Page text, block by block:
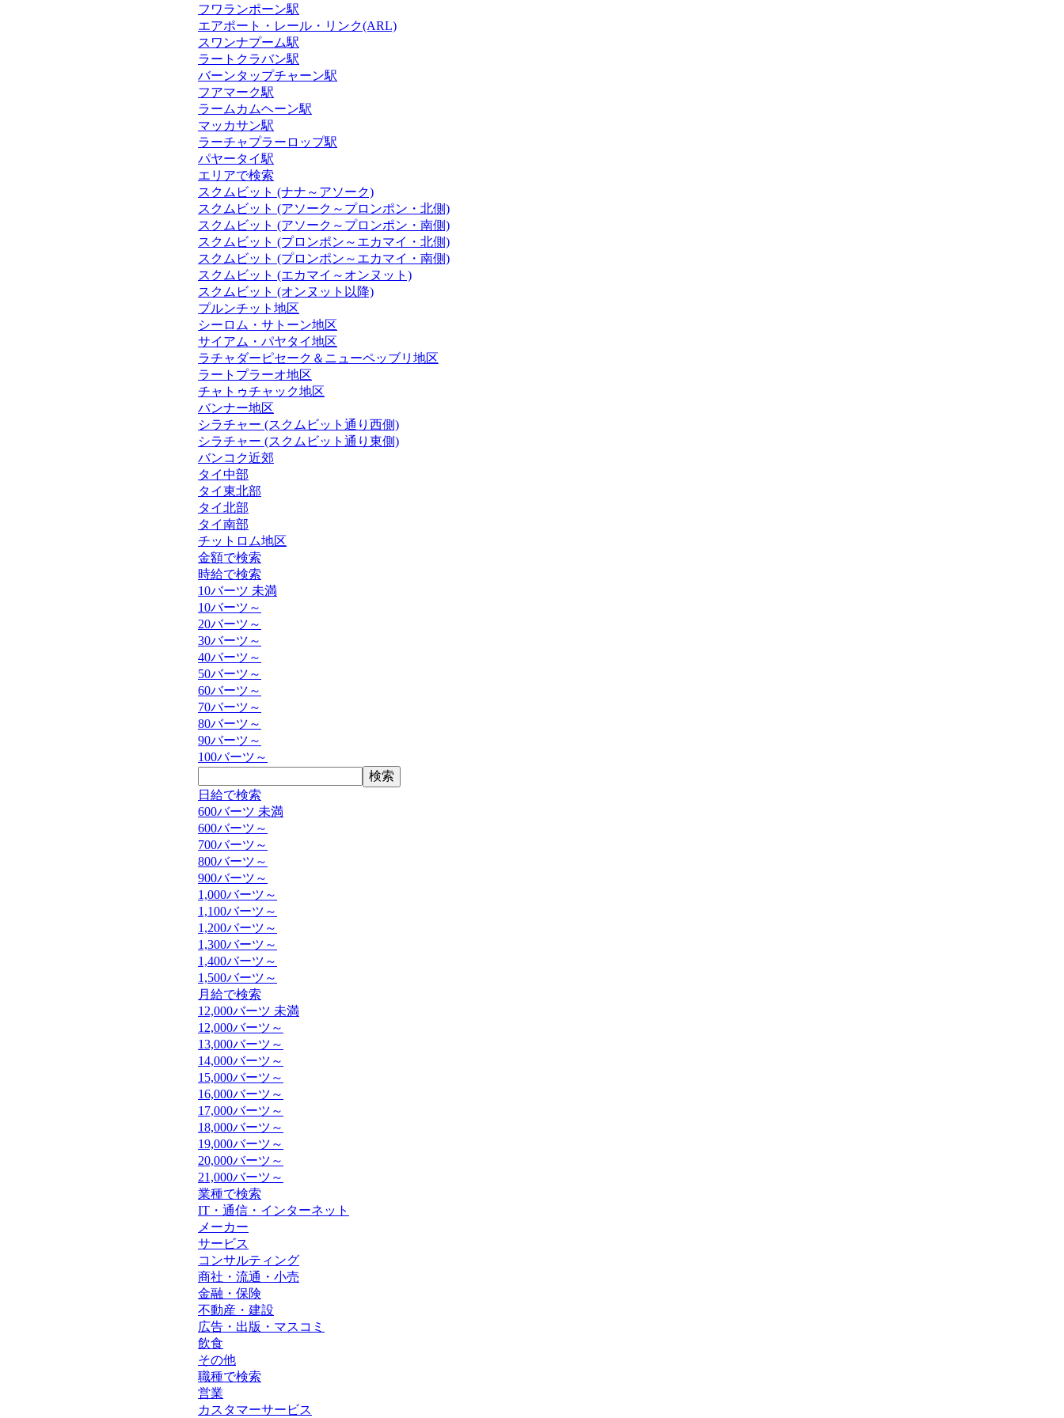
フワランポーン駅
エアポート・レール・リンク(ARL)
スワンナプーム駅
ラートクラバン駅
バーンタップチャーン駅
フアマーク駅
ラームカムヘーン駅
マッカサン駅
ラーチャプラーロップ駅
パヤータイ駅
エリアで検索
スクムビット (ナナ～アソーク)
スクムビット (アソーク～プロンポン・北側)
スクムビット (アソーク～プロンポン・南側)
スクムビット (プロンポン～エカマイ・北側)
スクムビット (プロンポン～エカマイ・南側)
スクムビット (エカマイ～オンヌット)
スクムビット (オンヌット以降)
プルンチット地区
シーロム・サトーン地区
サイアム・パヤタイ地区
ラチャダーピセーク＆ニューペッブリ地区
ラートプラーオ地区
チャトゥチャック地区
バンナー地区
シラチャー (スクムビット通り西側)
シラチャー (スクムビット通り東側)
バンコク近郊
タイ中部
タイ東北部
タイ北部
タイ南部
チットロム地区
金額で検索
時給で検索
10バーツ 未満
10バーツ～
20バーツ～
30バーツ～
40バーツ～
50バーツ～
60バーツ～
70バーツ～
80バーツ～
90バーツ～
100バーツ～
日給で検索
600バーツ 未満
600バーツ～
700バーツ～
800バーツ～
900バーツ～
1,000バーツ～
1,100バーツ～
1,200バーツ～
1,300バーツ～
1,400バーツ～
1,500バーツ～
月給で検索
12,000バーツ 未満
12,000バーツ～
13,000バーツ～
14,000バーツ～
15,000バーツ～
16,000バーツ～
17,000バーツ～
18,000バーツ～
19,000バーツ～
20,000バーツ～
21,000バーツ～
業種で検索
IT・通信・インターネット
メーカー
サービス
コンサルティング
商社・流通・小売
金融・保険
不動産・建設
広告・出版・マスコミ
飲食
その他
職種で検索
営業
カスタマーサービス